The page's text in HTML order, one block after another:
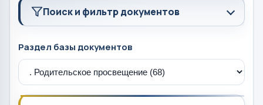
Поиск и фильтр документов
Раздел базы документов